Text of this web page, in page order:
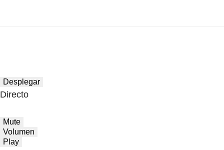
Desplegar
Directo
Mute
Volumen
Play